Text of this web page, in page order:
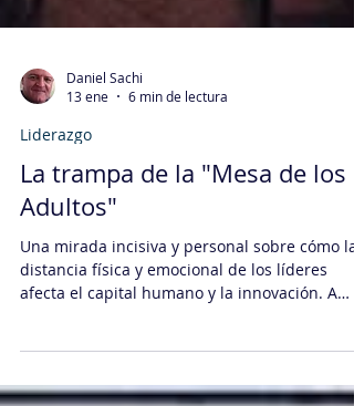
Daniel Sachi
13 ene
Liderazgo
La trampa de la "Mesa de los
Una mirada incisiva y personal sobre cómo la
distancia física y emocional de los líderes